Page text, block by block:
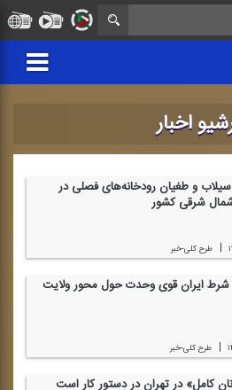
اخبار
و طغیان رودخانه‌های فصلی در
شرقی كشور
| طرح كلی-خبر
شرط ایران قوی وحدت حول محور ولایت
| طرح كلی-خبر
كامل» در تهران در دستور كار است